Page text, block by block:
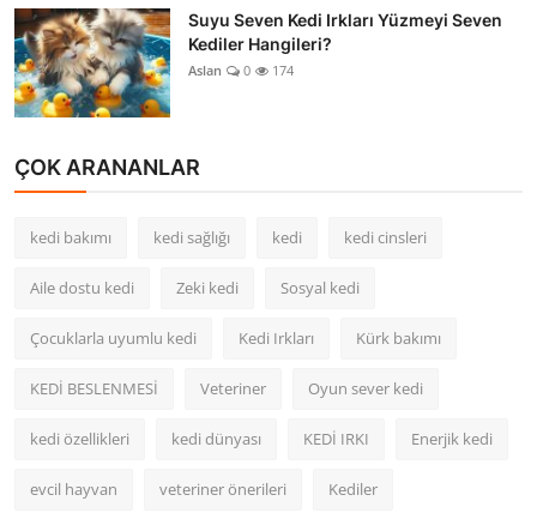
Suyu Seven Kedi Irkları Yüzmeyi Seven
Kediler Hangileri?
Aslan 0 174
ÇOK ARANANLAR
kedi bakımı kedi sağlığı kedi kedi cinsleri
Aile dostu kedi Zeki kedi Sosyal kedi
Çocuklarla uyumlu kedi Kedi Irkları Kürk bakımı
KEDİ BESLENMESİ Veteriner Oyun sever kedi
kedi özellikleri kedi dünyası KEDİ IRKI Enerjik kedi
evcil hayvan veteriner önerileri Kediler